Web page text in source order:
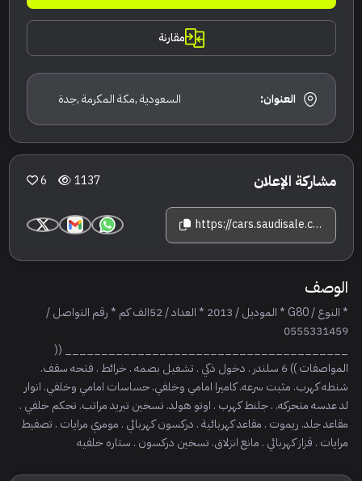
مقارنة
العنوان: السعودية ,مكة المكرمة ,جدة
مشاركة الإعلان 1137
6
https://cars.saudisale.com/listings/19D6u9/2013-%D8%AC%D9%8A%D9%86%D9%8A%D8%B3%D9%8A%D8%B3-%D8%AC%D9%8A-80
الوصف
* النوع / G80 * الموديل / 2013 * العداد / 52الف كم * ⁠رقم التواصل /
0555331459
_______________________________________ ((
المواصفات )) 6 سلندر . دخول ذكي . تشغيل بصمه . خرائط . فتحه سقف.
شنطه كهرب. مثبت سرعه. كاميرا امامي وخلفي. حساسات امامي وخلفي. انوار
لد عدسه متحركه. . جلنط كهرب . اوتو هولد. تسخين تبريد مراتب. تحكم خلفي .
مقاعد جلد. ريموت . مقاعد كهربائية . دركسون كهربائي . مومري مرايات . تصفيط
مرايات . قزاز كهربائي . مانع انزلاق. تسخين دركسون . ستاره خلفيه